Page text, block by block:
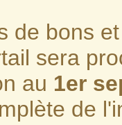
de bons
sera
au 1er
de